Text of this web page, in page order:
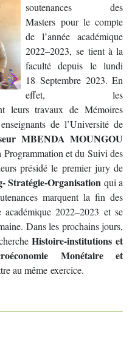
soutenances des
Masters pour le compte
de l’année académique
2022–2023, se tient à la
faculté depuis le lundi
18 Septembre 2023. En
effet, les
leurs travaux de Mémoires
de l’Université de
MBENDA MOUNGOU
et du Suivi des
présidé le premier jury de
Stratégie-Organisation qui a
marquent la fin des
académique 2022–2023 et se
Dans les prochains jours,
Histoire-institutions et
Monétaire et
au même exercice.